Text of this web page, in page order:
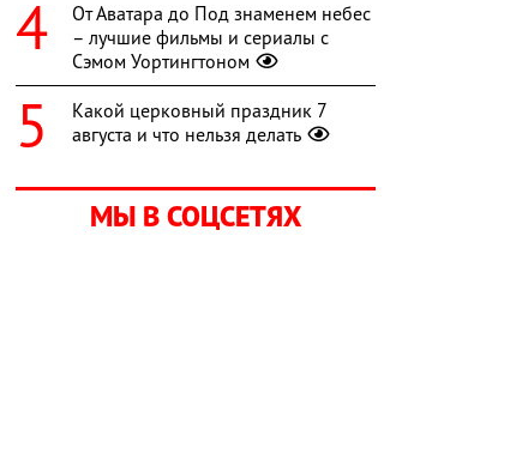
От Аватара до Под знаменем небес
– лучшие фильмы и сериалы с
Сэмом Уортингтоном
Какой церковный праздник 7
августа и что нельзя делать
МЫ В СОЦСЕТЯХ